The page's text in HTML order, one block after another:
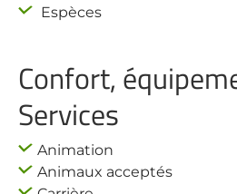
Espèces
Confort,
Services
Animation
Animaux acceptés